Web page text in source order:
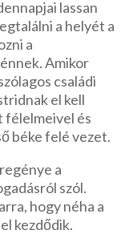
lassan
a helyét a
a
Amikor
családi
el kell
félelmeivel és
béke felé vezet.
a
szól.
hogy néha a
kezdődik.